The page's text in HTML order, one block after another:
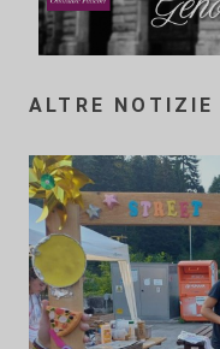
ALTRE NOTIZIE